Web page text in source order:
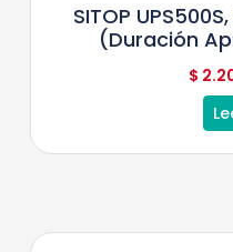
SITOP
(duración
$